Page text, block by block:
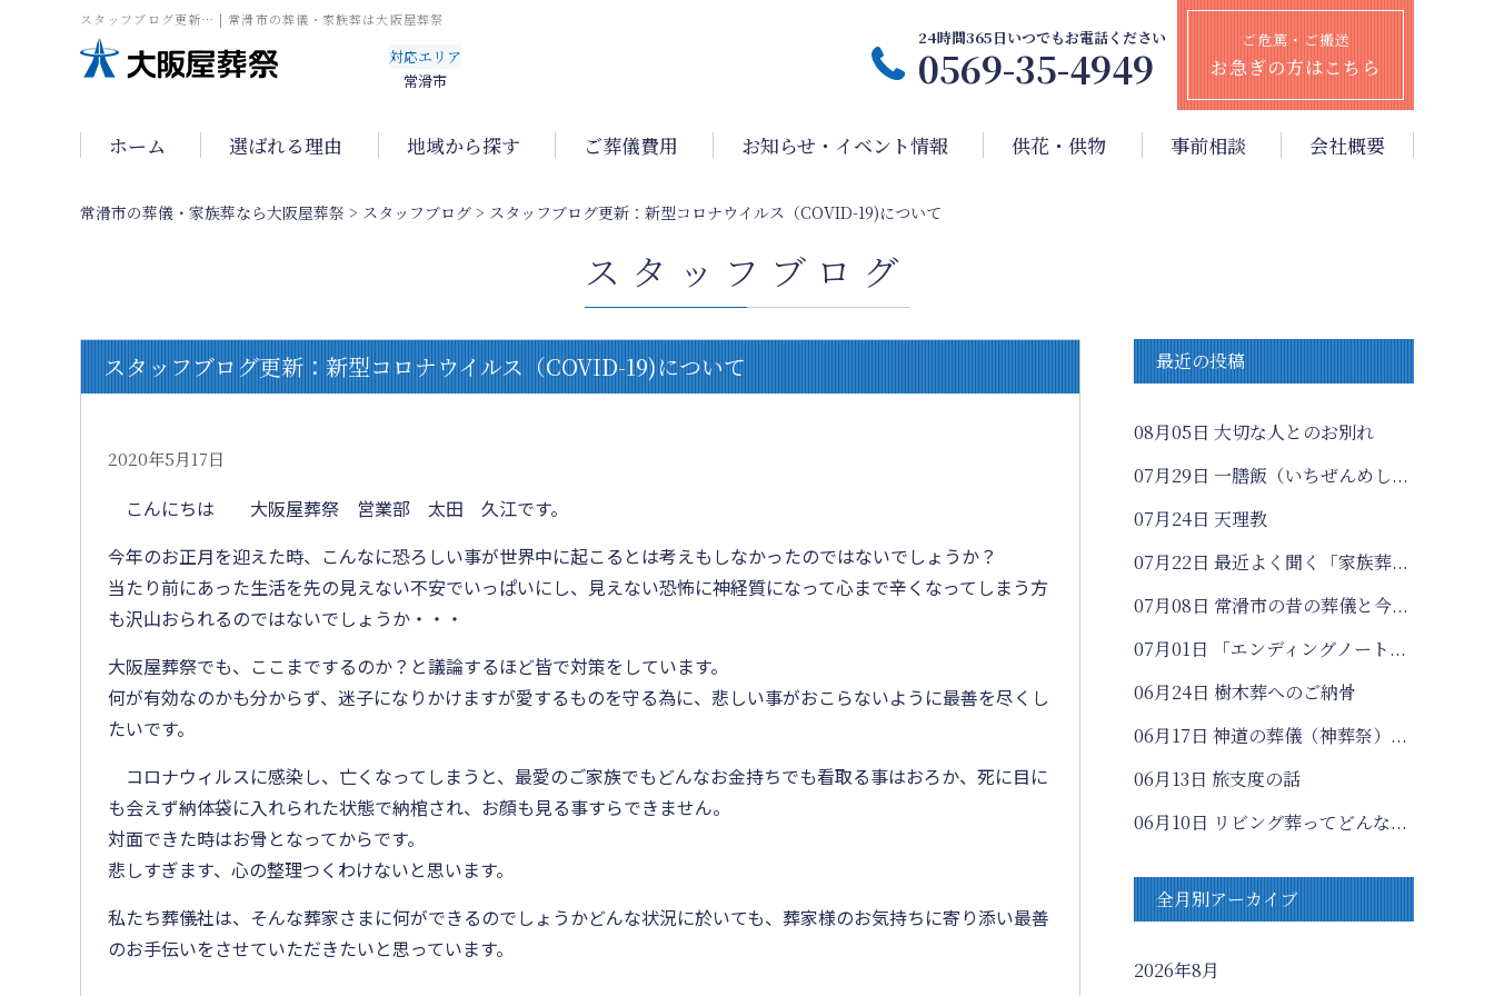
スタッフブログ更新… | 常滑市の葬儀・家族葬は大阪屋葬祭
対応エリア
常滑市
24時間365日いつでもお電話ください
0569-35-4949
ご危篤・ご搬送
お急ぎの方はこちら
ホーム 選ばれる理由 地域から探す ご葬儀費用 お知らせ・イベント情報 供花・供物 事前相談 会社概要
常滑市の葬儀・家族葬なら大阪屋葬祭 > スタッフブログ > スタッフブログ更新：新型コロナウイルス（COVID-19)について
スタッフブログ
スタッフブログ更新：新型コロナウイルス（COVID-19)について
2020年5月17日
こんにちは 大阪屋葬祭 営業部 太田 久江です。
今年のお正月を迎えた時、こんなに恐ろしい事が世界中に起こるとは考えもしなかったのではないでしょうか？
当たり前にあった生活を先の見えない不安でいっぱいにし、見えない恐怖に神経質になって心まで辛くなってしまう方
も沢山おられるのではないでしょうか・・・
大阪屋葬祭でも、ここまでするのか？と議論するほど皆で対策をしています。
何が有効なのかも分からず、迷子になりかけますが愛するものを守る為に、悲しい事がおこらないように最善を尽くし
たいです。
コロナウィルスに感染し、亡くなってしまうと、最愛のご家族でもどんなお金持ちでも看取る事はおろか、死に目に
も会えず納体袋に入れられた状態で納棺され、お顔も見る事すらできません。
対面できた時はお骨となってからです。
悲しすぎます、心の整理つくわけないと思います。
私たち葬儀社は、そんな葬家さまに何ができるのでしょうかどんな状況に於いても、葬家様のお気持ちに寄り添い最善
のお手伝いをさせていただきたいと思っています。
最近の投稿
08月05日 大切な人とのお別れ
07月29日 一膳飯（いちぜんめし...
07月24日 天理教
07月22日 最近よく聞く「家族葬...
07月08日 常滑市の昔の葬儀と今...
07月01日 「エンディングノート...
06月24日 樹木葬へのご納骨
06月17日 神道の葬儀（神葬祭）...
06月13日 旅支度の話
06月10日 リビング葬ってどんな...
全月別アーカイブ
2026年8月